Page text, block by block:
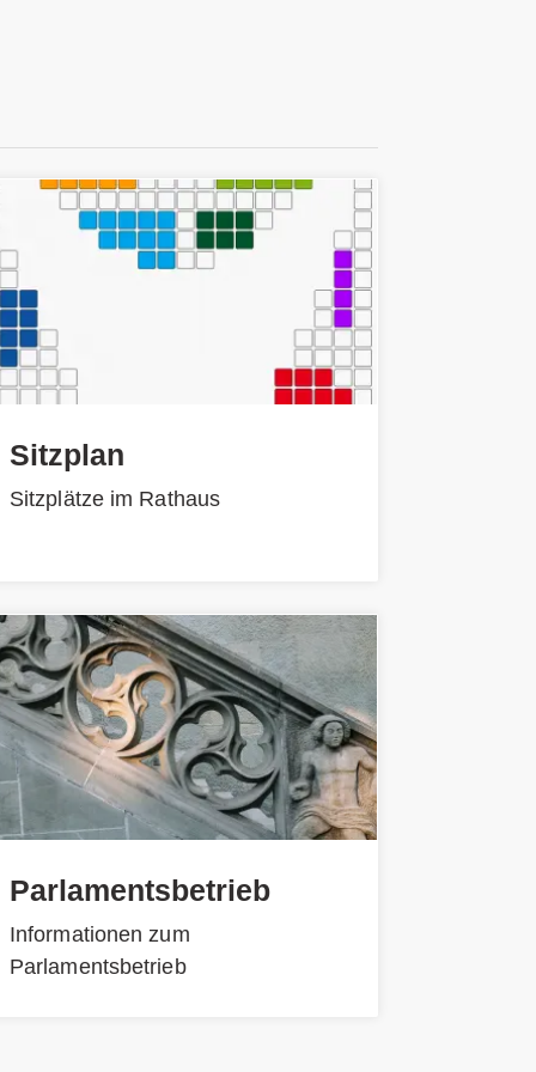
Sitzplan
Sitzplätze im Rathaus
Parlamentsbetrieb
Informationen zum
Parlamentsbetrieb